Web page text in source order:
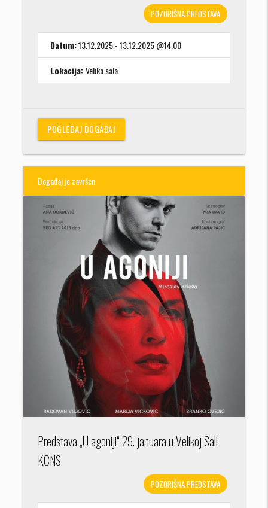
POZORIŠNA PREDSTAVA
Datum:13.12.2025 - 13.12.2025 @14.00
Lokacija:Velika sala
POGLEDAJ DOGAĐAJ
Događaj je završen
Predstava „U agoniji“ 29. januara u Velikoj Sali
KCNS
POZORIŠNA PREDSTAVA